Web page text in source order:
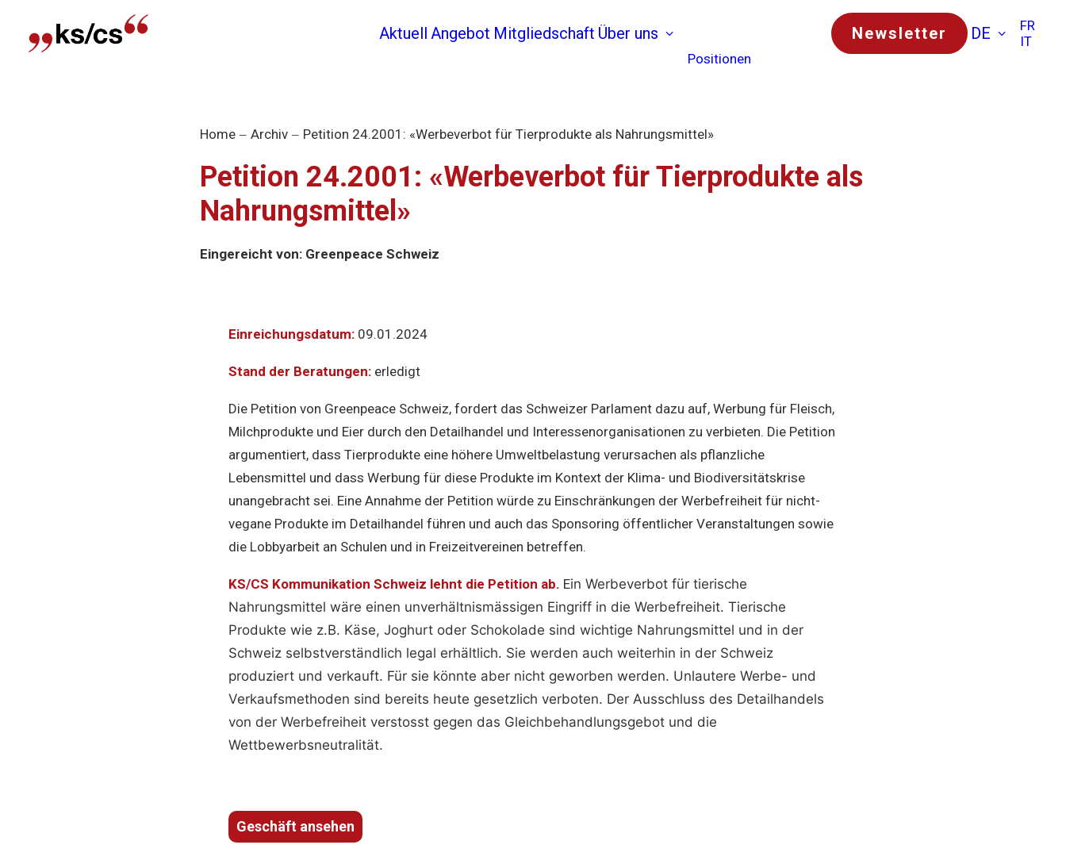
Aktuell Angebot Mitgliedschaft Über uns
Positionen
Newsletter DE
FR
IT
Home Archiv Petition 24.2001: «Werbeverbot für Tierprodukte als Nahrungsmittel»
Petition 24.2001: «Werbeverbot für Tierprodukte als
Nahrungsmittel»
Eingereicht von: Greenpeace Schweiz
Einreichungsdatum: 09.01.2024
Stand der Beratungen: erledigt
Die Petition von Greenpeace Schweiz, fordert das Schweizer Parlament dazu auf, Werbung für Fleisch,
Milchprodukte und Eier durch den Detailhandel und Interessenorganisationen zu verbieten. Die Petition
argumentiert, dass Tierprodukte eine höhere Umweltbelastung verursachen als pflanzliche
Lebensmittel und dass Werbung für diese Produkte im Kontext der Klima- und Biodiversitätskrise
unangebracht sei. Eine Annahme der Petition würde zu Einschränkungen der Werbefreiheit für nicht-
vegane Produkte im Detailhandel führen und auch das Sponsoring öffentlicher Veranstaltungen sowie
die Lobbyarbeit an Schulen und in Freizeitvereinen betreffen.
KS/CS Kommunikation Schweiz lehnt die Petition ab. Ein Werbeverbot für tierische
Nahrungsmittel wäre einen unverhältnismässigen Eingriff in die Werbefreiheit. Tierische
Produkte wie z.B. Käse, Joghurt oder Schokolade sind wichtige Nahrungsmittel und in der
Schweiz selbstverständlich legal erhältlich. Sie werden auch weiterhin in der Schweiz
produziert und verkauft. Für sie könnte aber nicht geworben werden. Unlautere Werbe- und
Verkaufsmethoden sind bereits heute gesetzlich verboten. Der Ausschluss des Detailhandels
von der Werbefreiheit verstosst gegen das Gleichbehandlungsgebot und die
Wettbewerbsneutralität.
Geschäft ansehen